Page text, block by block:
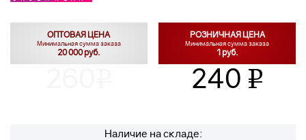
ОПТОВАЯ ЦЕНА
Минимальная сумма заказа
20 000 руб.
РОЗНИЧНАЯ ЦЕНА
Минимальная сумма заказа
1 руб.
240 v
Наличие на складе: